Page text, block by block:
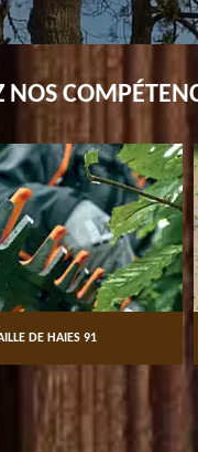
NOS
DE HAIES 91